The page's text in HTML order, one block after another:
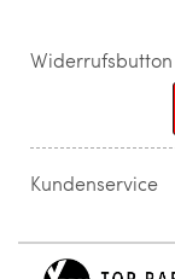
Widerrufsbutton
Kundenservice